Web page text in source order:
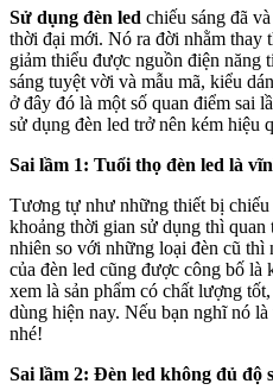
Sử dụng đèn led chiếu sáng đã
thời đại mới. Nó ra đời nhằm thay
giảm thiểu được nguồn điện năng
sáng tuyệt vời và mẫu mã, kiểu
ở đây đó là một số quan điểm sai
sử dụng đèn led trở nên kém hiệu
Sai lầm 1: Tuổi thọ đèn led là
Tương tự như những thiết bị chiếu
khoảng thời gian sử dụng thì quan
nhiên so với những loại đèn cũ
của đèn led cũng được công bố là
xem là sản phẩm có chất lượng
dùng hiện nay. Nếu bạn nghĩ nó
nhé!
Sai lầm 2: Đèn led không đủ độ